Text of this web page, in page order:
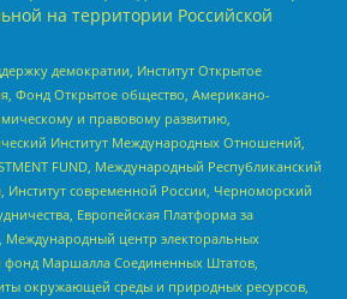
на территории Российской
демократии, Институт Открытое
Фонд Открытое общество, Американо-
и правовому развитию,
Институт Международных Отношений,
FUND, Международный Республиканский
Институт современной России, Черноморский
Европейская Платформа за
центр электоральных
фонд Маршалла Соединенных Штатов,
окружающей среды и природных ресурсов,